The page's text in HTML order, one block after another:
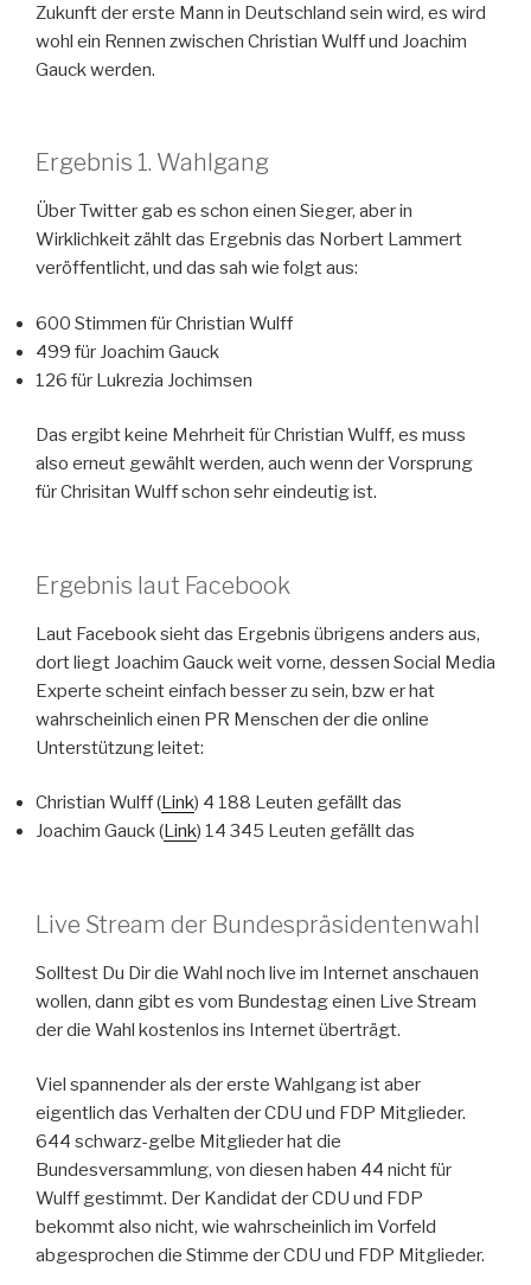
Zukunft der erste Mann in Deutschland sein wird, es wird
wohl ein Rennen zwischen Christian Wulff und Joachim
Gauck werden.
Ergebnis 1. Wahlgang
Über Twitter gab es schon einen Sieger, aber in
Wirklichkeit zählt das Ergebnis das Norbert Lammert
veröffentlicht, und das sah wie folgt aus:
600 Stimmen für Christian Wulff
499 für Joachim Gauck
126 für Lukrezia Jochimsen
Das ergibt keine Mehrheit für Christian Wulff, es muss
also erneut gewählt werden, auch wenn der Vorsprung
für Chrisitan Wulff schon sehr eindeutig ist.
Ergebnis laut Facebook
Laut Facebook sieht das Ergebnis übrigens anders aus,
dort liegt Joachim Gauck weit vorne, dessen Social Media
Experte scheint einfach besser zu sein, bzw er hat
wahrscheinlich einen PR Menschen der die online
Unterstützung leitet:
Christian Wulff (Link) 4 188 Leuten gefällt das
Joachim Gauck (Link) 14 345 Leuten gefällt das
Live Stream der Bundespräsidentenwahl
Solltest Du Dir die Wahl noch live im Internet anschauen
wollen, dann gibt es vom Bundestag einen Live Stream
der die Wahl kostenlos ins Internet überträgt.
Viel spannender als der erste Wahlgang ist aber
eigentlich das Verhalten der CDU und FDP Mitglieder.
644 schwarz-gelbe Mitglieder hat die
Bundesversammlung, von diesen haben 44 nicht für
Wulff gestimmt. Der Kandidat der CDU und FDP
bekommt also nicht, wie wahrscheinlich im Vorfeld
abgesprochen die Stimme der CDU und FDP Mitglieder.